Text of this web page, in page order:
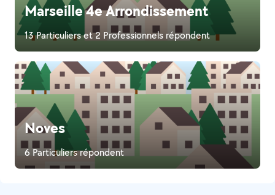
Marseille 4e Arrondissement
13 Particuliers et 2 Professionnels répondent
Noves
6 Particuliers répondent